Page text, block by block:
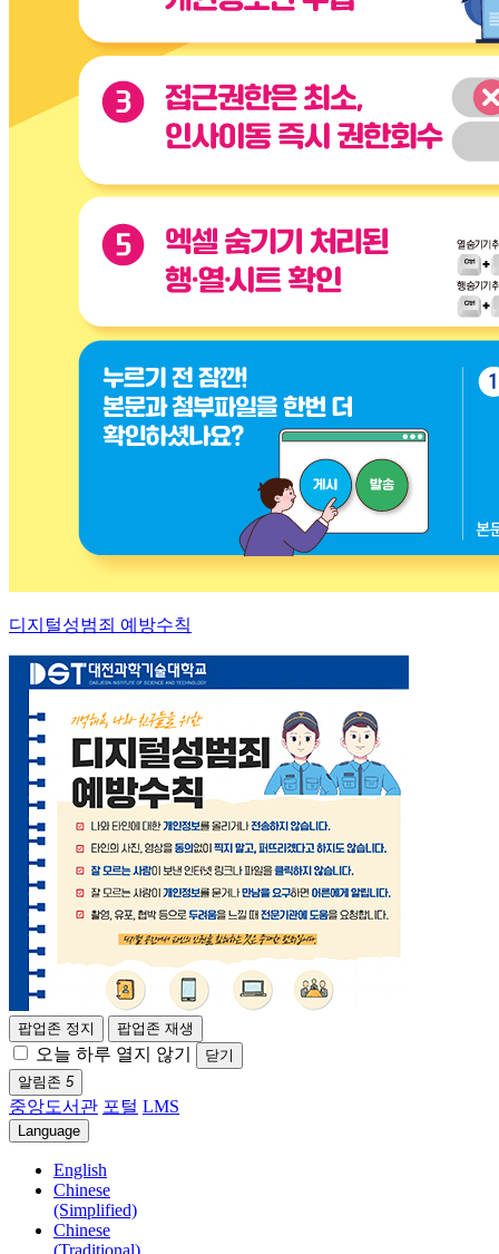
디지털성범죄 예방수칙
팝업존 정지 팝업존 재생
오늘 하루 열지 않기
닫기
알림존 5
중앙도서관 포털 LMS
Language
English
Chinese
(Simplified)
Chinese
(Traditional)